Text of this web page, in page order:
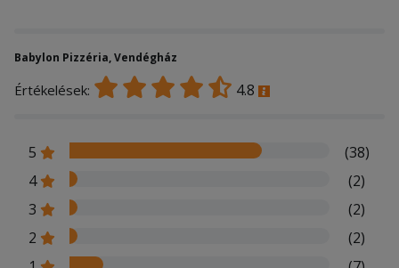
Babylon Pizzéria, Vendégház
Értékelések: 4.8
5
(38)
4
(2)
3
(2)
2
(2)